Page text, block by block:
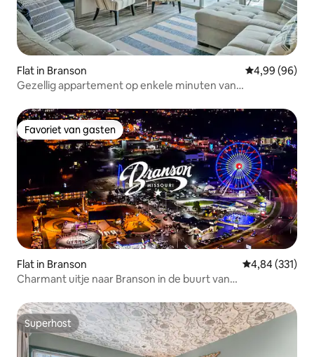
Flat in Branson Gemiddelde
4,99 (96)
Gezellig appartement op enkele minuten van
Favoriet van gasten
Favoriet van gasten
Flat in Branson Gemiddelde
4,84 (331)
Charmant uitje naar Branson in de buurt van
Superhost
Superhost